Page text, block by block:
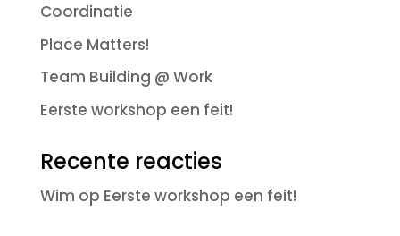
Coordinatie
Place Matters!
Team Building @ Work
Eerste workshop een feit!
Recente reacties
Wim op Eerste workshop een feit!